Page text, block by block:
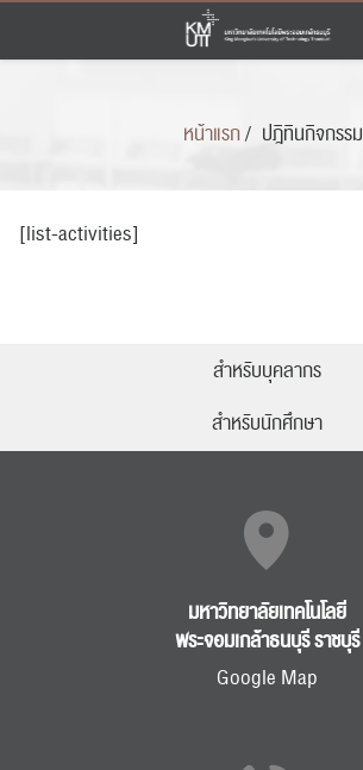
Skip
content
หน้าแรก/ ปฎิทินกิจกรรม
[list-activities]
สำหรับบุคลากร
สำหรับนักศึกษา
มหาวิทยาลัยเทคโนโลยี
พระจอมเกล้าธนบุรี ราชบุรี
Google Map